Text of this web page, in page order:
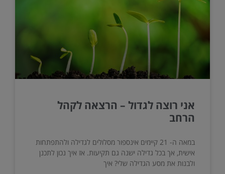
אני רוצה לגדול – הרצאה לקהל
הרחב
במאה ה- 21 קיימים אינספור מסלולים לגדילה ולהתפתחות
אישית, אך בכל גדילה ישנה גם תקיעות. אז איך נכון לתכנן
ולבנות את מסע הגדילה שלי? איך